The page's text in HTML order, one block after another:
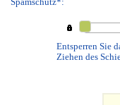
Entsperren Sie
Ziehen des